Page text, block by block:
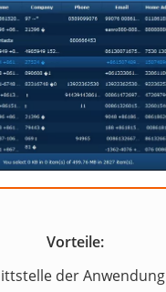
Vorteile:
der Anwendung